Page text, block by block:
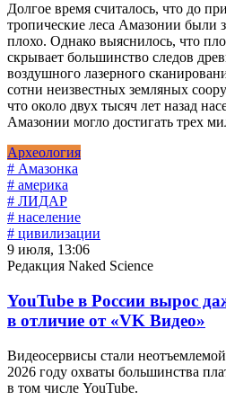
Долгое время считалось, что до
тропические леса Амазонии были
плохо. Однако выяснилось, что
скрывает большинство следов
воздушного лазерного
сотни неизвестных земляных
что около двух тысяч лет назад
Амазонии могло достигать трех
Археология
# Амазонка
# америка
# ЛИДАР
# население
# цивилизации
9 июля, 13:06
Редакция Naked Science
YouTube в России вырос
в отличие от «VK Видео»
Видеосервисы стали
2026 году охваты большинства
в том числе YouTube.